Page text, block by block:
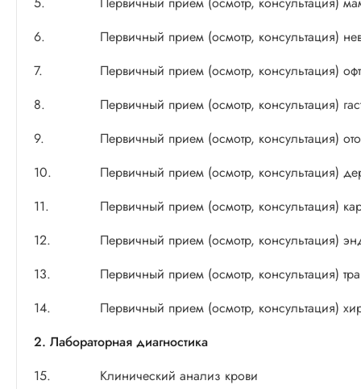
6.
Первичный прием (осмотр, консультация)
7.
Первичный прием (осмотр, консультация)
8.
Первичный прием (осмотр, консультация)
9.
Первичный прием (осмотр, консультация)
10.
Первичный прием (осмотр, консультация)
11.
Первичный прием (осмотр, консультация)
12.
Первичный прием (осмотр, консультация)
13.
Первичный прием (осмотр, консультация)
14.
Первичный прием (осмотр, консультация)
2. Лабораторная диагностика
15.
Клинический анализ крови